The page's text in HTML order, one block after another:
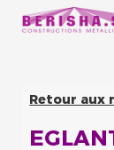
Retour aux